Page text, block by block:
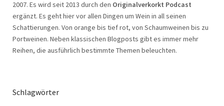
2007. Es wird seit 2013 durch den Originalverkorkt Podcast
ergänzt. Es geht hier vor allen Dingen um Wein in all seinen
Schattierungen. Von orange bis tief rot, von Schaumweinen bis zu
Portweinen. Neben klassischen Blogposts gibt es immer mehr
Reihen, die ausführlich bestimmte Themen beleuchten.
Schlagwörter